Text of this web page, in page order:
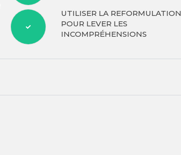
UTILISER LA REFORMULATION
POUR LEVER LES
INCOMPRÉHENSIONS